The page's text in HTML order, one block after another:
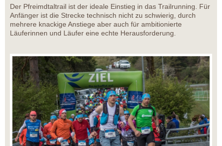
Der Pfreimdtaltrail ist der ideale Einstieg in das Trailrunning. Für
Anfänger ist die Strecke technisch nicht zu schwierig, durch
mehrere knackige Anstiege aber auch für ambitionierte
Läuferinnen und Läufer eine echte Herausforderung.